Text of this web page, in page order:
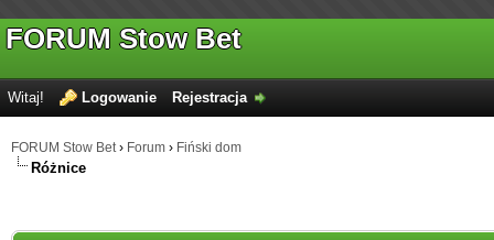
FORUM Stow Bet
Witaj! Logowanie Rejestracja
FORUM Stow Bet› Forum › Fiński dom
Różnice